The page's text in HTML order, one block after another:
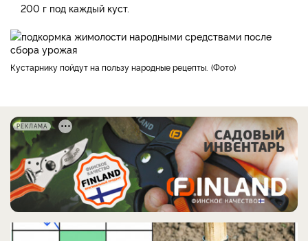
200 г под каждый куст.
Кустарнику пойдут на пользу народные рецепты. Фото
РЕКЛАМА